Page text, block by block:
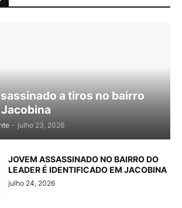
a tiros no bairro
Jacobina
- julho 23, 2026
JOVEM ASSASSINADO NO BAIRRO DO
LEADER É IDENTIFICADO EM JACOBINA
julho 24, 2026